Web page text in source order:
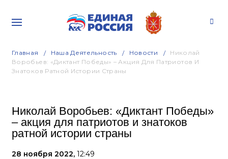
Главная Наша Деятельность Новости
Николай
Воробьев: «Диктант Победы» – Акция Для Патриотов И
Знатоков Ратной Истории Страны
Николай Воробьев: «Диктант Победы»
– акция для патриотов и знатоков
ратной истории страны
28 ноября 2022, 12:49